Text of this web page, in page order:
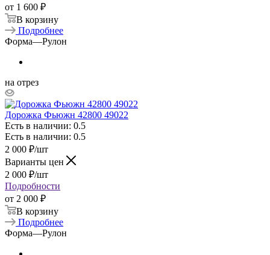
от 1 600 ₽
В корзину
Подробнее
Форма—Рулон
на отрез
Дорожка Фьюжн 42800 49022
Есть в наличии: 0.5
Есть в наличии: 0.5
2 000 ₽/шт
Варианты цен
2 000 ₽/шт
Подробности
от 2 000 ₽
В корзину
Подробнее
Форма—Рулон